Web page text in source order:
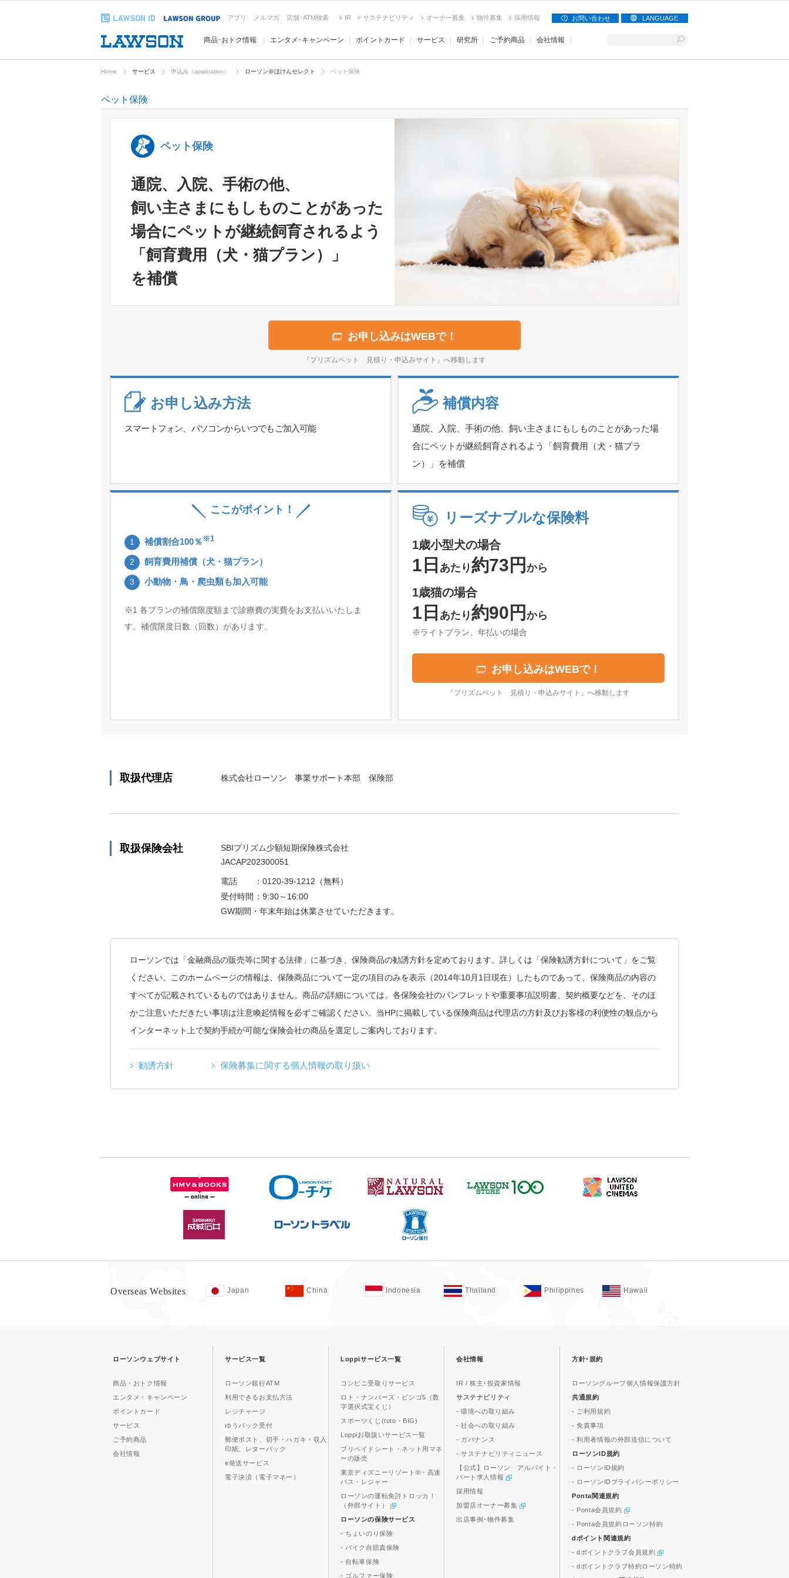
アプリ メルマガ 店舗･ATM検索 IR サステナビリティ オーナー募集 物件募集 採用情報 お問い合わせ LANGUAGE
商品･おトク情報 エンタメ･キャンペーン ポイントカード サービス 研究所 ご予約商品 会社情報
Home サービス 申込み（application） ローソン＠ほけんセレクト ペット保険
ペット保険
ペット保険
通院、入院、手術の他、
飼い主さまにもしものことがあった
場合にペットが継続飼育されるよう
「飼育費用（犬・猫プラン）」
を補償
お申し込みはWEBで！
『プリズムペット 見積り・申込みサイト』へ移動します
お申し込み方法
スマートフォン、パソコンからいつでもご加入可能
補償内容
通院、入院、手術の他、飼い主さまにもしものことがあった場
合にペットが継続飼育されるよう「飼育費用（犬・猫プラ
ン）」を補償
ここがポイント！
1 補償割合100％ ※1
2 飼育費用補償（犬・猫プラン）
3 小動物・鳥・爬虫類も加入可能
※1 各プランの補償限度額まで診療費の実費をお支払いいたしま
す。補償限度日数（回数）があります。
リーズナブルな保険料
1歳小型犬の場合
1日 あたり約73円 から
1歳猫の場合
1日 あたり約90円 から
※ライトプラン、年払いの場合
お申し込みはWEBで！
『プリズムペット 見積り・申込みサイト』へ移動します
取扱代理店 株式会社ローソン 事業サポート本部 保険部
取扱保険会社
SBIプリズム少額短期保険株式会社
JACAP202300051
電話
：0120-39-1212（無料）
受付時間 ：9:30～16:00
GW期間・年末年始は休業させていただきます。
ローソンでは「金融商品の販売等に関する法律」に基づき、保険商品の勧誘方針を定めております。詳しくは「保険勧誘方針について」をご覧
ください。このホームページの情報は、保険商品について一定の項目のみを表示（2014年10月1日現在）したものであって、保険商品の内容の
すべてが記載されているものではありません。商品の詳細については、各保険会社のパンフレットや重要事項説明書、契約概要などを、そのほ
かご注意いただきたい事項は注意喚起情報を必ずご確認ください。当HPに掲載している保険商品は代理店の方針及びお客様の利便性の観点から
インターネット上で契約手続が可能な保険会社の商品を選定しご案内しております。
勧誘方針 保険募集に関する個人情報の取り扱い
Overseas Websites Japan China Indonesia Thailand Philippines Hawaii
ローソンウェブサイト
商品・おトク情報
エンタメ・キャンペーン
ポイントカード
サービス
ご予約商品
会社情報
サービス一覧
ローソン銀行ATM
利用できるお支払方法
レジチャージ
ゆうパック受付
郵便ポスト、切手・ハガキ・収入
印紙、レターパック
e発送サービス
電子決済（電子マネー）
Loppiサービス一覧
コンビニ受取りサービス
ロト・ナンバーズ・ビンゴ5（数
字選択式宝くじ）
スポーツくじ(toto・BIG)
Loppiお取扱いサービス一覧
プリペイドシート・ネット用マネ
ーの販売
東京ディズニーリゾート®・高速
バス・レジャー
ローソンの運転免許トロッカ！
（外部サイト）
ローソンの保険サービス
- ちょいのり保険
- バイク自賠責保険
- 自転車保険
- ゴルファー保険
会社情報
IR / 株主･投資家情報
サステナビリティ
- 環境への取り組み
- 社会への取り組み
- ガバナンス
- サステナビリティニュース
【公式】ローソン アルバイト・
パート求人情報
採用情報
加盟店オーナー募集
出店事例･物件募集
方針･規約
ローソングループ個人情報保護方針
共通規約
- ご利用規約
- 免責事項
- 利用者情報の外部送信について
ローソンID規約
- ローソンID規約
- ローソンIDプライバシーポリシー
Ponta関連規約
- Ponta会員規約
- Ponta会員規約ローソン特約
dポイント関連規約
- dポイントクラブ会員規約
- dポイントクラブ特約ローソン特約